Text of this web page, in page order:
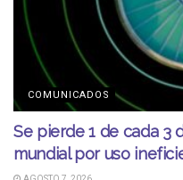
COMUNICADOS
Se pierde 1 de cada 3
mundial por uso